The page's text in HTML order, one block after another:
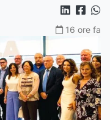
16 ore fa